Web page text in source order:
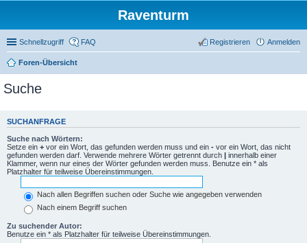
Raventurm
Schnellzugriff FAQ Anmelden
Registrieren
Foren-Übersicht
Suche
SUCHANFRAGE
Suche nach Wörtern:
Setze ein + vor ein Wort, das gefunden werden muss und ein - vor ein Wort, das nicht
gefunden werden darf. Verwende mehrere Wörter getrennt durch | innerhalb einer
Klammer, wenn nur eines der Wörter gefunden werden muss. Benutze ein * als
Platzhalter für teilweise Übereinstimmungen.
Nach allen Begriffen suchen oder Suche wie angegeben verwenden
Nach einem Begriff suchen
Zu suchender Autor:
Benutze ein * als Platzhalter für teilweise Übereinstimmungen.